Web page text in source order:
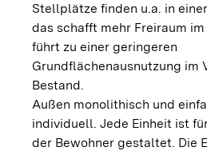
Stellplätze finden u.a. in
das schafft mehr Freiraum im
führt zu einer geringeren
Grundflächenausnutzung im
Bestand.
Außen monolithisch und
individuell. Jede Einheit ist
der Bewohner gestaltet. Die